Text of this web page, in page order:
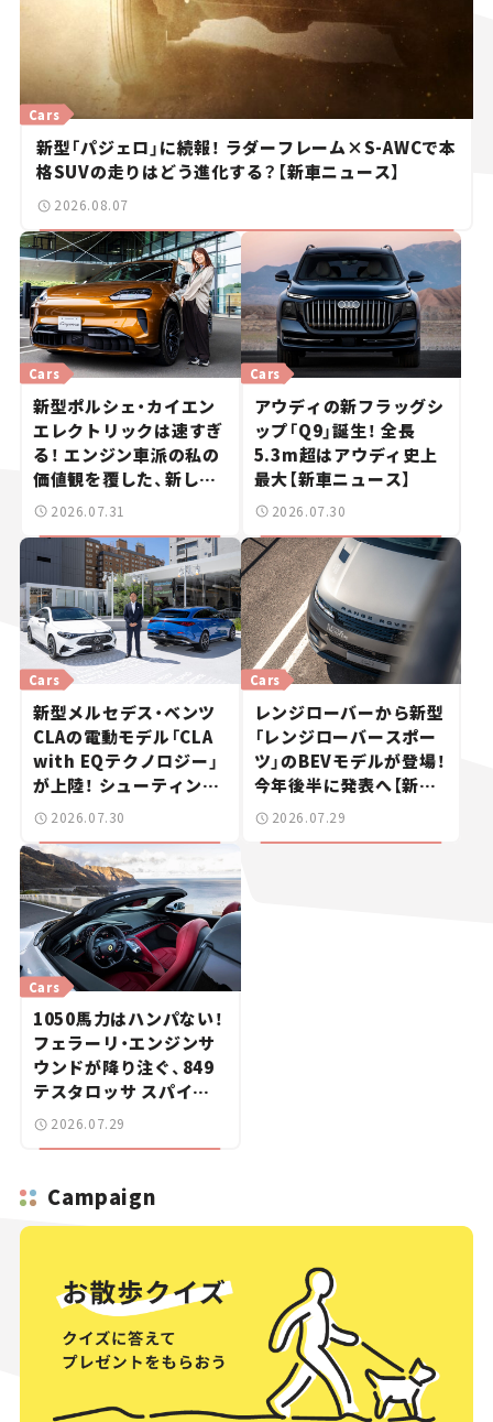
Cars
新型「パジェロ」に続報！ ラダーフレーム×S-AWCで本
格SUVの走りはどう進化する？【新車ニュース】
2026.08.07
Cars
新型ポルシェ・カイエン
エレクトリックは速すぎ
る！ エンジン車派の私の
価値観を覆した、新しい
ポルシェの走り。
2026.07.31
Cars
アウディの新フラッグシ
ップ「Q9」誕生！ 全長
5.3m超はアウディ史上
最大【新車ニュース】
2026.07.30
Cars
新型メルセデス・ベンツ
CLAの電動モデル「CLA
with EQテクノロジー」
が上陸！ シューティング
ブレークも発売【新車ニ
2026.07.30
Cars
レンジローバーから新型
「レンジローバースポー
ツ」のBEVモデルが登場！
今年後半に発表へ【新車
ニュース】
2026.07.29
Cars
1050馬力はハンパない！
フェラーリ・エンジンサ
ウンドが降り注ぐ、849
テスタロッサ スパイダ
ーに試乗。
2026.07.29
Campaign